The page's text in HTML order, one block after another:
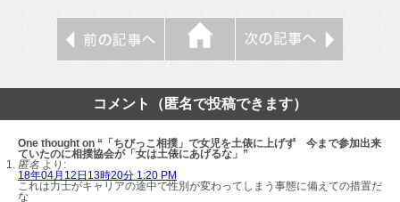
コメント（匿名で投稿できます）
One thought on “「ちびっこ相撲」で女児を土俵に上げず 今まで参加出来
ていたのに相撲協会が「女は土俵にあげるな」”
匿名 より:
18年04月12日13時20分 1:20 PM
これは力士がキャリアの途中で性別が変わってしまう事態に備えての措置だ
な